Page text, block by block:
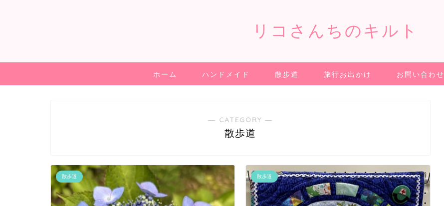
リコさんちのキルト
ホーム ハンドメイド 散歩道 旅行お出かけ お問い合わせ
― CATEGORY ―
散歩道
散歩道 散歩道